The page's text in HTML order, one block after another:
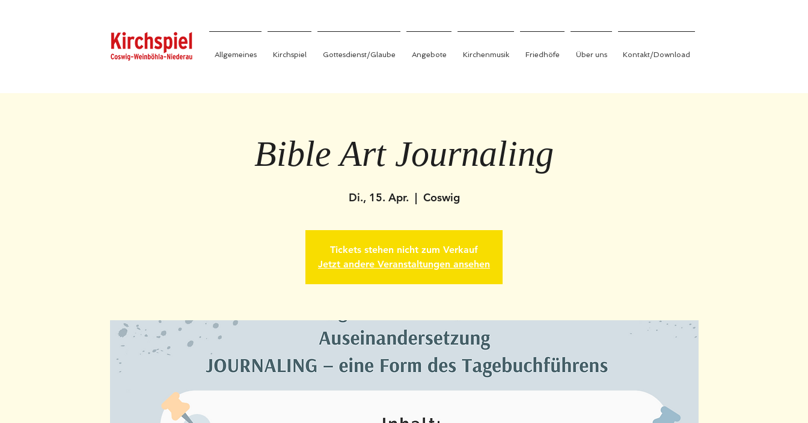
Allgemeines Kirchspiel Gottesdienst/Glaube Angebote Kirchenmusik Friedhöfe Über uns Kontakt/Download
Bible Art Journaling
Di., 15. Apr.
  |
Coswig
Tickets stehen nicht zum Verkauf
Jetzt andere Veranstaltungen ansehen